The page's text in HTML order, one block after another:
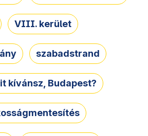
VIII. kerület
szabadstrand
kívánsz, Budapest?